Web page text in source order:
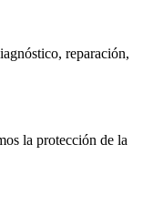
reparación,
la protección de la